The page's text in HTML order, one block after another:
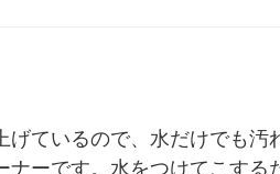
ているので、水だけでも汚
ナーです。水をつけてこする